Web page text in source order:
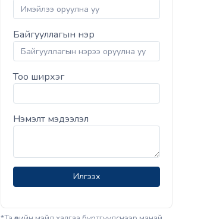
Байгууллагын нэр
Тоо ширхэг
Нэмэлт мэдээлэл
Илгээх